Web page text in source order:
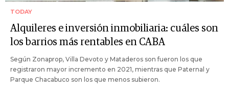
TODAY
Alquileres e inversión inmobiliaria: cuáles son
los barrios más rentables en CABA
Según Zonaprop, Villa Devoto y Mataderos son fueron los que
registraron mayor incremento en 2021, mientras que Paternal y
Parque Chacabuco son los que menos subieron.